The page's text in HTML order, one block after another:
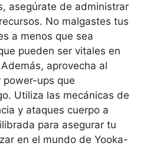
asegúrate de administrar
No malgastes tus
a menos que sea
pueden ser vitales en
aprovecha al
power-ups que
Utiliza las mecánicas de
y ataques cuerpo a
para asegurar tu
en el mundo de Yooka-